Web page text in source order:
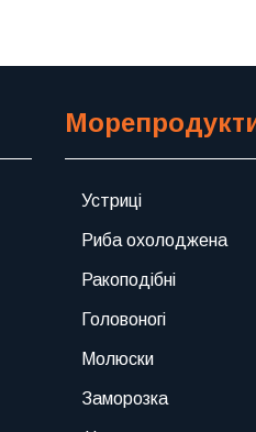
Устриці
Риба охолоджена
Ракоподібні
Головоногі
Молюски
Заморозка